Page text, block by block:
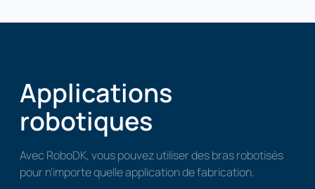
Applications
robotiques
Avec RoboDK, vous pouvez utiliser des bras robotisés
pour n'importe quelle application de fabrication.